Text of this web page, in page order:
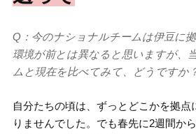
Q：今のナショナルチームは伊豆に
環境が前とは異なると思いますが、
ムと現在を比べてみて、どうですか
自分たちの頃は、ずっとどこかを拠点
りませんでした。でも春先に2週間か